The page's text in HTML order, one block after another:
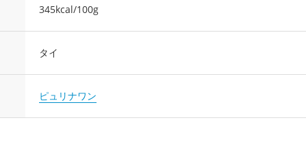
345kcal/100g
タイ
ピュリナワン